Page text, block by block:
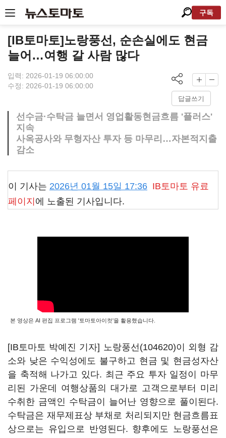
구독
[IB토마토]노랑풍선, 순손실에도 현금
늘어…여행 갈 사람 많다
입력: 2026-01-19 06:00:00
수정: 2026-01-19 06:00:00
답글쓰기
선수금·수탁금 늘면서 영업활동현금흐름 '플러스'
지속
사옥공사와 무형자산 투자 등 마무리…자본적지출
감소
이 기사는 2026년 01월 15일 17:36 IB토마토 유료
페이지 에 노출된 기사입니다.
본 영상은 AI 편집 프로그램 '토마토아이컷'을 활용했습니다.
[IB토마토 박예진 기자] 노랑풍선(104620)이 외형 감
소와 낮은 수익성에도 불구하고 현금 및 현금성자산
을 축적해 나가고 있다. 최근 주요 투자 일정이 마무
리된 가운데 여행상품의 대가로 고객으로부터 미리
수취한 금액인 수탁금이 늘어난 영향으로 풀이된다.
수탁금은 재무제표상 부채로 처리되지만 현금흐름표
상으로는 유입으로 반영된다. 향후에도 노랑풍선은